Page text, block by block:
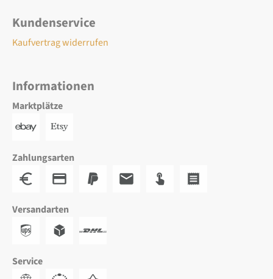
Kundenservice
Kaufvertrag widerrufen
Informationen
Marktplätze
Zahlungsarten
Versandarten
Service